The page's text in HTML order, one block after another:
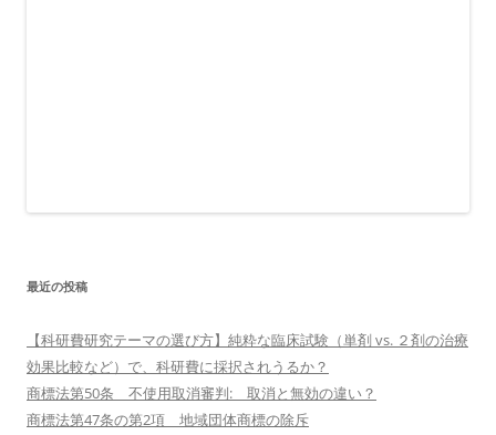
最近の投稿
【科研費研究テーマの選び方】純粋な臨床試験（単剤 vs. ２剤の治療
効果比較など）で、科研費に採択されうるか？
商標法第50条 不使用取消審判: 取消と無効の違い？
商標法第47条の第2項 地域団体商標の除斥